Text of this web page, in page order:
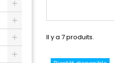
Il y a 7 produits.